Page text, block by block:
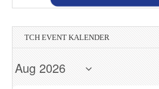
TCH EVENT KALENDER